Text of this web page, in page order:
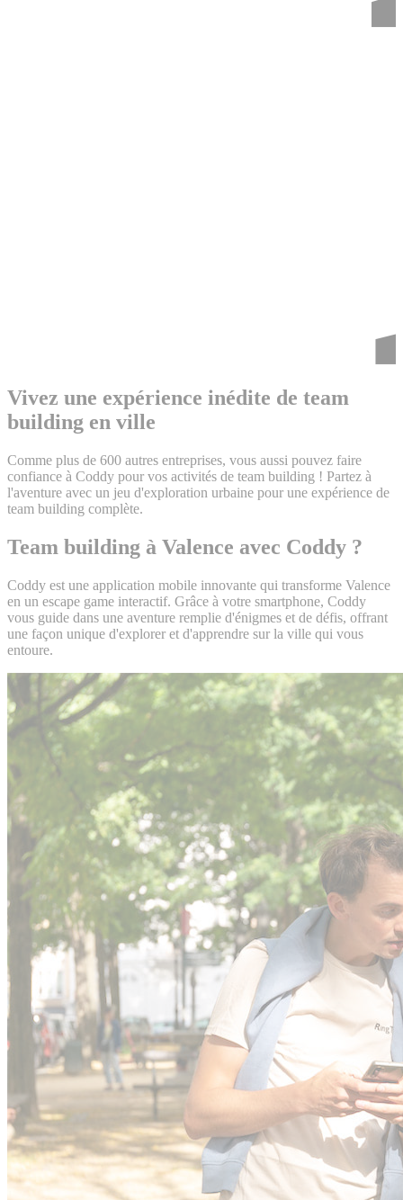
Vivez une expérience inédite de team
building en ville
Comme plus de 600 autres entreprises, vous aussi pouvez faire
confiance à Coddy pour vos activités de team building ! Partez à
l'aventure avec un jeu d'exploration urbaine pour une expérience de
team building complète.
Team building à Valence avec Coddy ?
Coddy est une application mobile innovante qui transforme Valence
en un escape game interactif. Grâce à votre smartphone, Coddy
vous guide dans une aventure remplie d'énigmes et de défis, offrant
une façon unique d'explorer et d'apprendre sur la ville qui vous
entoure.